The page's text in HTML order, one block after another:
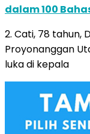
dalam 100
2. Cati, 78 tahun,
Proyonanggan
luka di kepala